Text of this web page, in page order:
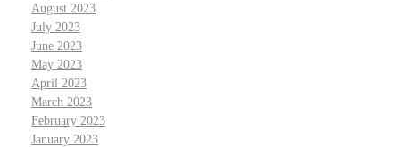
August 2023
July 2023
June 2023
May 2023
April 2023
March 2023
February 2023
January 2023